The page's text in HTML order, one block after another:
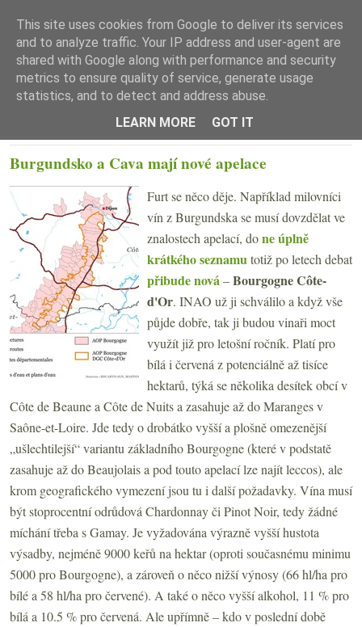
☰ Menu
Burgundsko a Cava mají nové apelace
Furt se něco děje. Například milovníci
vín z Burgundska se musí dovzdělat ve
znalostech apelací, done úplně
krátkého seznamutotiž po letech debat
přibude nová–Bourgogne Côte-
d'Or. INAO už ji schválilo a když vše
půjde dobře, tak ji budou vinaři moct
využít již pro letošní ročník. Platí pro
bílá i červená z potenciálně až tisíce
hektarů, týká se několika desítek obcí v
Côte de Beaune a Côte de Nuits a zasahuje až do Maranges v
Saône-et-Loire. Jde tedy o drobátko vyšší a plošně omezenější
„ušlechtilejší“ variantu základního Bourgogne (které v podstatě
zasahuje až do Beaujolais a pod touto apelací lze najít leccos), ale
krom geografického vymezení jsou tu i další požadavky. Vína musí
být stoprocentní odrůdová Chardonnay či Pinot Noir, tedy žádné
míchání třeba s Gamay. Je vyžadována výrazně vyšší hustota
výsadby, nejméně 9000 keřů na hektar (oproti současnému minimu
5000 pro Bourgogne), a zároveň o něco nižší výnosy (66 hl/ha pro
bílé a 58 hl/ha pro červené). A také o něco vyšší alkohol, 11 % pro
bílá a 10.5 % pro červená. Ale upřímně – kdo v poslední době
This site uses cookies from Google to deliver its services
and to analyze traffic. Your IP address and user-agent are
shared with Google along with performance and security
metrics to ensure quality of service, generate usage
statistics, and to detect and address abuse.
LEARN MORE
GOT IT